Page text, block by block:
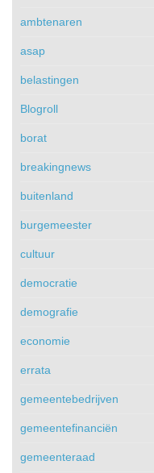
ambtenaren
asap
belastingen
Blogroll
borat
breakingnews
buitenland
burgemeester
cultuur
democratie
demografie
economie
errata
gemeentebedrijven
gemeentefinanciën
gemeenteraad